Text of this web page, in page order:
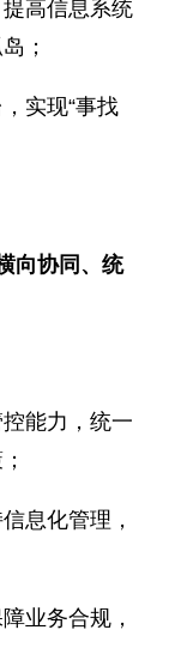
高信息系统
；
实现“事找
向协同、统
能力，统一
息化管理，
业务合规，